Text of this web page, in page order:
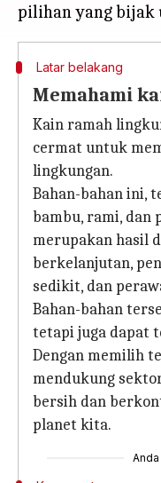
Latar belakang
Memahami
Kain ramah
cermat untuk
lingkungan.
Bahan-bahan ini,
bambu, rami, dan
merupakan hasil
berkelanjutan,
sedikit, dan
Bahan-bahan
tetapi juga dapat
Dengan memilih
mendukung
bersih dan
planet kita.